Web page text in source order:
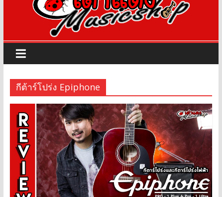
กีต้าร์โปร่ง Epiphone